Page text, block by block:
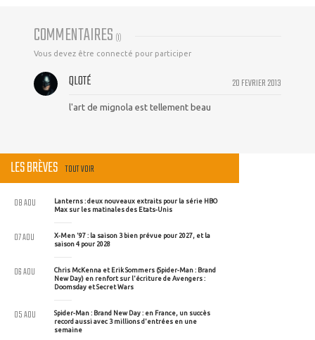
COMMENTAIRES (1)
Vous devez être connecté pour participer
20 FEVRIER 2013
QLOTÉ
l'art de mignola est tellement beau
LES BRÈVES TOUT VOIR
Lanterns : deux nouveaux extraits pour la série HBO
Max sur les matinales des Etats-Unis
08 AOU
X-Men '97 : la saison 3 bien prévue pour 2027, et la
saison 4 pour 2028
07 AOU
Chris McKenna et Erik Sommers (Spider-Man : Brand
New Day) en renfort sur l'écriture de Avengers :
Doomsday et Secret Wars
06 AOU
Spider-Man : Brand New Day : en France, un succès
record aussi avec 3 millions d'entrées en une
semaine
05 AOU